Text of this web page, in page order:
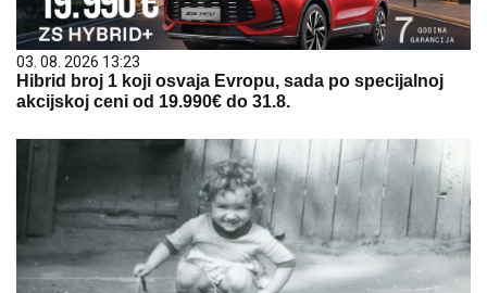
03. 08. 2026 13:23
Hibrid broj 1 koji osvaja Evropu, sada po specijalnoj
akcijskoj ceni od 19.990€ do 31.8.